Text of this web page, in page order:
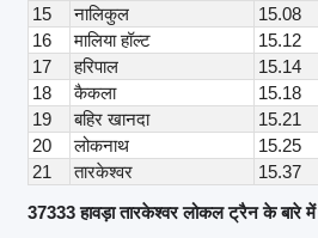
15
नालिकुल 15.08
16
मालिया हॉल्ट 15.12
17
हरिपाल 15.14
18
कैकला 15.18
19
बहिर खानदा 15.21
20
लोकनाथ 15.25
21
तारकेश्वर 15.37
37333 हावड़ा तारकेश्वर लोकल ट्रैन के बारे में